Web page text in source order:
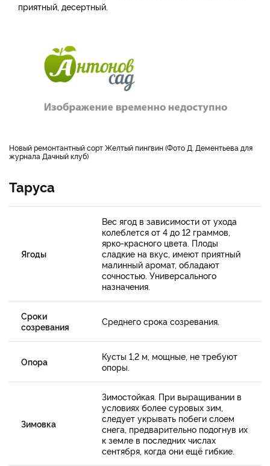
приятный, десертный.
Новый ремонтантный сорт Желтый пингвин (Фото Д. Дементьева для
журнала Дачный клуб)
Таруса
Ягоды
Вес ягод в зависимости от ухода
колеблется от 4 до 12 граммов,
ярко-красного цвета. Плоды
сладкие на вкус, имеют приятный
малинный аромат, обладают
сочностью. Универсального
назначения.
Сроки
созревания
Среднего срока созревания.
Опора
Кусты 1,2 м, мощные, не требуют
опоры.
Зимовка
Зимостойкая. При выращивании в
условиях более суровых зим,
следует укрывать побеги слоем
снега, предварительно подогнув их
к земле в последних числах
сентября, когда они ещё гибкие.